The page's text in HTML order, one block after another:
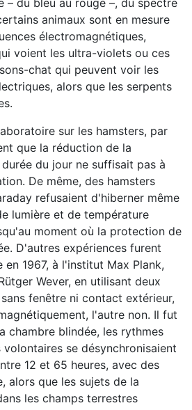
– du bleu au rouge –, du spectre
animaux sont en mesure
électromagnétiques,
voient les ultra-violets ou ces
chat qui peuvent voir les
alors que les serpents
sur les hamsters, par
que la réduction de la
du jour ne suffisait pas à
De même, des hamsters
refusaient d'hiberner même
lumière et de température
moment où la protection de
D'autres expériences furent
en 1967, à l'institut Max Plank,
Wever, en utilisant deux
fenêtre ni contact extérieur,
l'autre non. Il fut
chambre blindée, les rythmes
se désynchronisaient
12 et 65 heures, avec des
alors que les sujets de la
les champs terrestres